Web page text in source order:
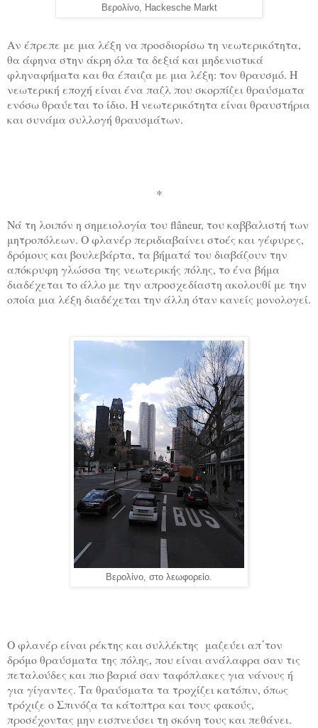
Βερολίνο, Hackesche Markt
Αν έπρεπε με μια λέξη να προσδιορίσω τη νεωτερικότητα,
θα άφηνα στην άκρη όλα τα δεξιά και μηδενιστικά
φληναφήματα και θα έπαιζα με μια λέξη: τον θραυσμό. Η
νεωτερική εποχή είναι ένα παζλ που σκορπίζει θραύσματα
ενόσω θραύεται το ίδιο. Η νεωτερικότητα είναι θραυστήρια
και συνάμα συλλογή θραυσμάτων.
*
Νά τη λοιπόν η σημειολογία του flâneur, του καββαλιστή των
μητροπόλεων. Ο φλανέρ περιδιαβαίνει στοές και γέφυρες,
δρόμους και βουλεβάρτα, τα βήματά του διαβάζουν την
απόκρυφη γλώσσα της νεωτερικής πόλης, το ένα βήμα
διαδέχεται το άλλο με την απροσχεδίαστη ακολουθί με την
οποία μια λέξη διαδέχεται την άλλη όταν κανείς μονολογεί.
Βερολίνο, στο λεωφορείο.
Ο φλανέρ είναι ρέκτης και συλλέκτης μαζεύει απ΄τον
δρόμο θραύσματα της πόλης, που είναι ανάλαφρα σαν τις
πεταλούδες και πιο βαριά σαν ταφόπλακες για νάνους ή
για γίγαντες. Τα θραύσματα τα τροχίζει κατόπιν, όπως
τρόχιζε ο Σπινόζα τα κάτοπτρα και τους φακούς,
προσέχοντας μην εισπνεύσει τη σκόνη τους και πεθάνει.